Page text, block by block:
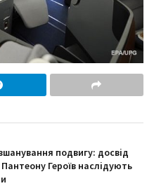
подвигу: досвід
Героїв наслідують